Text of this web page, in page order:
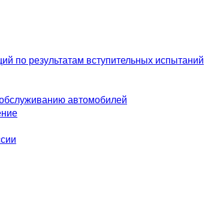
по результатам вступительных испытаний
автомобилей